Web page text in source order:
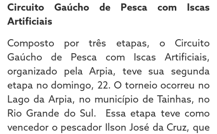
Circuito Gaúcho de Pesca com Iscas
Artificiais
Composto por três etapas, o Circuito
Gaúcho de Pesca com Iscas Artificiais,
organizado pela Arpia, teve sua segunda
etapa no domingo, 22. O torneio ocorreu no
Lago da Arpia, no município de Tainhas, no
Rio Grande do Sul. Essa etapa teve como
vencedor o pescador Ilson José da Cruz, que